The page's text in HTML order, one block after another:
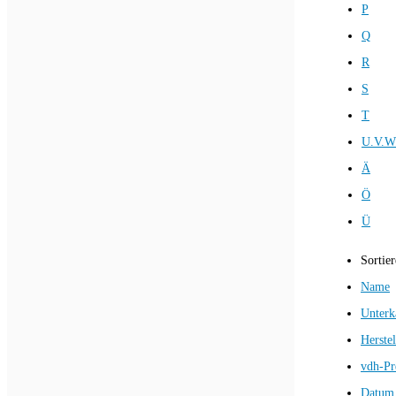
P
Q
R
S
T
Ä
Ö
Ü
Name
vdh-
Datum